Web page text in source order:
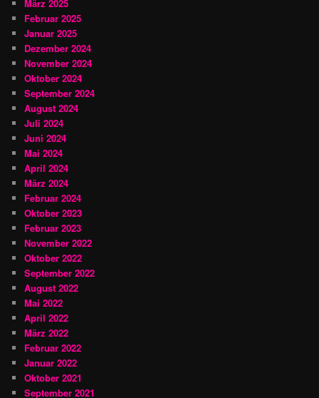
März 2025
Februar 2025
Januar 2025
Dezember 2024
November 2024
Oktober 2024
September 2024
August 2024
Juli 2024
Juni 2024
Mai 2024
April 2024
März 2024
Februar 2024
Oktober 2023
Februar 2023
November 2022
Oktober 2022
September 2022
August 2022
Mai 2022
April 2022
März 2022
Februar 2022
Januar 2022
Oktober 2021
September 2021